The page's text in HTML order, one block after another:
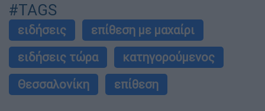
#TAGS
ειδήσεις
επίθεση με μαχαίρι
ειδήσεις τώρα
κατηγορούμενος
Θεσσαλονίκη
επίθεση